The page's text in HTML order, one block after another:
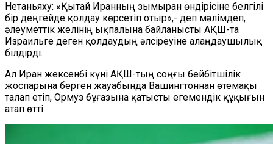
Нетаньяху: «Қытай Иранның зымыран өндірісіне белгілі
бір деңгейде қолдау көрсетіп отыр»,- деп мәлімдеп,
әлеуметтік желінің ықпалына байланысты АҚШ-та
Израильге деген қолдаудың әлсіреуіне алаңдаушылық
білдірді.
Ал Иран жексенбі күні АҚШ-тың соңғы бейбітшілік
жоспарына берген жауабында Вашингтоннан өтемақы
талап етіп, Ормуз бұғазына қатысты егемендік құқығын
атап өтті.